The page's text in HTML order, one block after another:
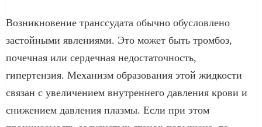
Возникновение транссудата обычно обусловлено
застойными явлениями. Это может быть тромбоз,
почечная или сердечная недостаточность,
гипертензия. Механизм образования этой жидкости
связан с увеличением внутреннего давления крови и
снижением давления плазмы. Если при этом